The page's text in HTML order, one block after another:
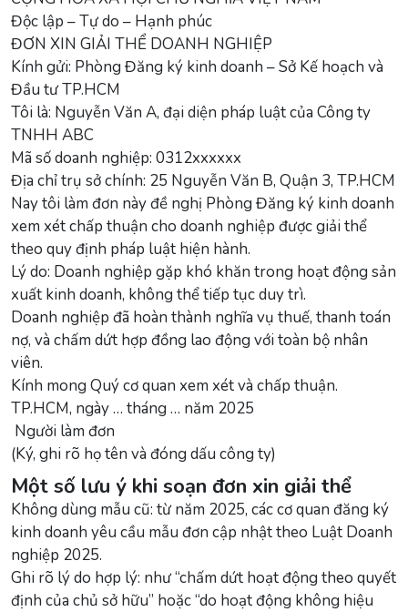
Độc lập – Tự do – Hạnh phúc
ĐƠN XIN GIẢI THỂ DOANH NGHIỆP
Kính gửi: Phòng Đăng ký kinh doanh – Sở Kế hoạch và
Đầu tư TP.HCM
Tôi là: Nguyễn Văn A, đại diện pháp luật của Công ty
TNHH ABC
Mã số doanh nghiệp: 0312xxxxxx
Địa chỉ trụ sở chính: 25 Nguyễn Văn B, Quận 3, TP.HCM
Nay tôi làm đơn này đề nghị Phòng Đăng ký kinh doanh
xem xét chấp thuận cho doanh nghiệp được giải thể
theo quy định pháp luật hiện hành.
Lý do: Doanh nghiệp gặp khó khăn trong hoạt động sản
xuất kinh doanh, không thể tiếp tục duy trì.
Doanh nghiệp đã hoàn thành nghĩa vụ thuế, thanh toán
nợ, và chấm dứt hợp đồng lao động với toàn bộ nhân
viên.
Kính mong Quý cơ quan xem xét và chấp thuận.
TP.HCM, ngày … tháng … năm 2025
Người làm đơn
(Ký, ghi rõ họ tên và đóng dấu công ty)
Một số lưu ý khi soạn đơn xin giải thể
Không dùng mẫu cũ: từ năm 2025, các cơ quan đăng ký
kinh doanh yêu cầu mẫu đơn cập nhật theo Luật Doanh
nghiệp 2025.
Ghi rõ lý do hợp lý: như “chấm dứt hoạt động theo quyết
định của chủ sở hữu” hoặc “do hoạt động không hiệu